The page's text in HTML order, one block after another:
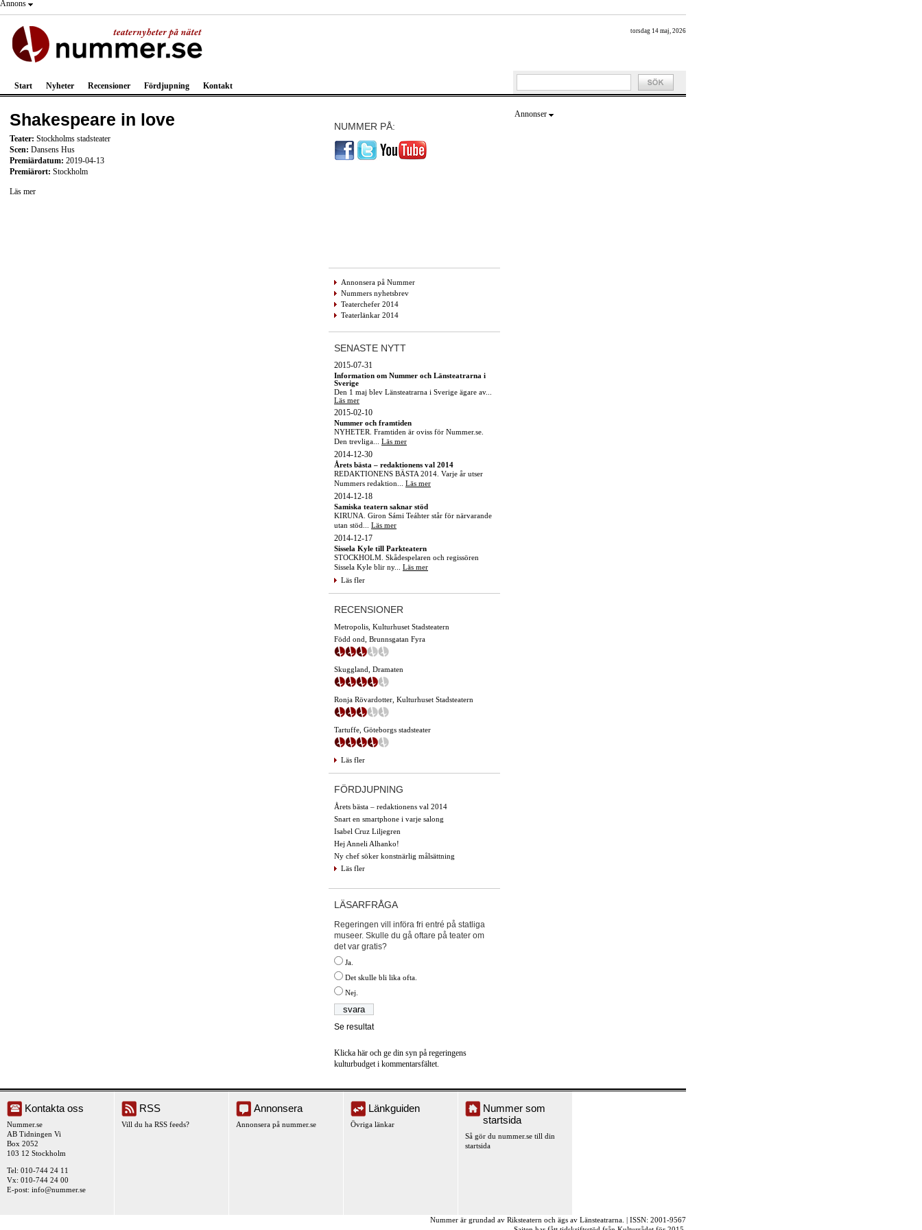
Annons
torsdag 14 maj, 2026
Start Nyheter Recensioner Fördjupning Kontakt
Shakespeare in love
Teater: Stockholms stadsteater
Scen: Dansens Hus
Premiärdatum: 2019-04-13
Premiärort: Stockholm
Läs mer
NUMMER PÅ:
Annonsera på Nummer
Nummers nyhetsbrev
Teaterchefer 2014
Teaterlänkar 2014
SENASTE NYTT
2015-07-31
Information om Nummer och Länsteatrarna i
Sverige
Den 1 maj blev Länsteatrarna i Sverige ägare av...
Läs mer
2015-02-10
Nummer och framtiden
NYHETER. Framtiden är oviss för Nummer.se.
Den trevliga... Läs mer
2014-12-30
Årets bästa – redaktionens val 2014
REDAKTIONENS BÄSTA 2014. Varje år utser
Nummers redaktion... Läs mer
2014-12-18
Samiska teatern saknar stöd
KIRUNA. Giron Sámi Teáhter står för närvarande
utan stöd... Läs mer
2014-12-17
Sissela Kyle till Parkteatern
STOCKHOLM. Skådespelaren och regissören
Sissela Kyle blir ny... Läs mer
Läs fler
RECENSIONER
Metropolis, Kulturhuset Stadsteatern
Född ond, Brunnsgatan Fyra
Skuggland, Dramaten
Ronja Rövardotter, Kulturhuset Stadsteatern
Tartuffe, Göteborgs stadsteater
Läs fler
FÖRDJUPNING
Årets bästa – redaktionens val 2014
Snart en smartphone i varje salong
Isabel Cruz Liljegren
Hej Anneli Alhanko!
Ny chef söker konstnärlig målsättning
Läs fler
LÄSARFRÅGA
Regeringen vill införa fri entré på statliga
museer. Skulle du gå oftare på teater om
det var gratis?
Ja.
Det skulle bli lika ofta.
Nej.
Se resultat
Klicka här och ge din syn på regeringens
kulturbudget i kommentarsfältet.
Annonser
Kontakta oss
Nummer.se
AB Tidningen Vi
Box 2052
103 12 Stockholm
Tel: 010-744 24 11
Vx: 010-744 24 00
E-post: info@nummer.se
RSS
Vill du ha RSS feeds?
Annonsera
Annonsera på nummer.se
Länkguiden
Övriga länkar
Nummer som
startsida
Så gör du nummer.se till din
startsida
Nummer är grundad av Riksteatern och ägs av Länsteatrarna. | ISSN: 2001-9567